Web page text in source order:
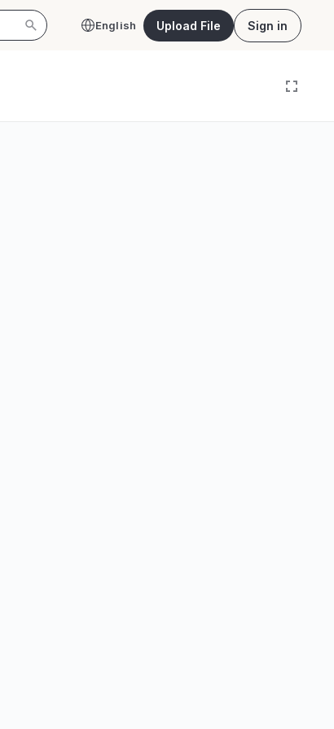
English Upload File Sign in